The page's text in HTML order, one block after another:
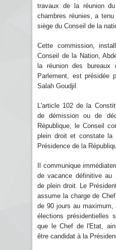
travaux de la réunion
chambres réunies, a
siège du Conseil de la
Cette commission,
Conseil de la Nation,
la réunion des bureaux
Parlement, est présidée
Salah Goudjil.
L'article 102 de la
de démission ou de
République, le Conseil
plein droit et constate la
Présidence de la
Il communique
de vacance définitive au
de plein droit. Le
assume la charge de
de 90 jours au maximum,
élections présidentielles
que le Chef de l'Etat,
être candidat à la